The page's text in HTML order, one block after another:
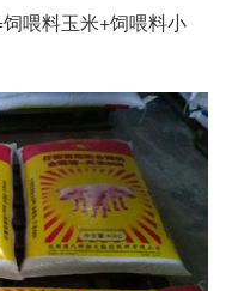
喂料玉米+饲喂料小